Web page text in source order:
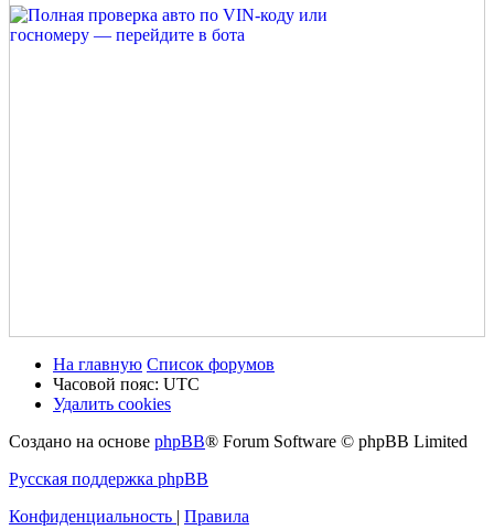
На главную Список форумов
Часовой пояс: UTC
Удалить cookies
Создано на основе phpBB® Forum Software © phpBB Limited
Русская поддержка phpBB
Конфиденциальность | Правила